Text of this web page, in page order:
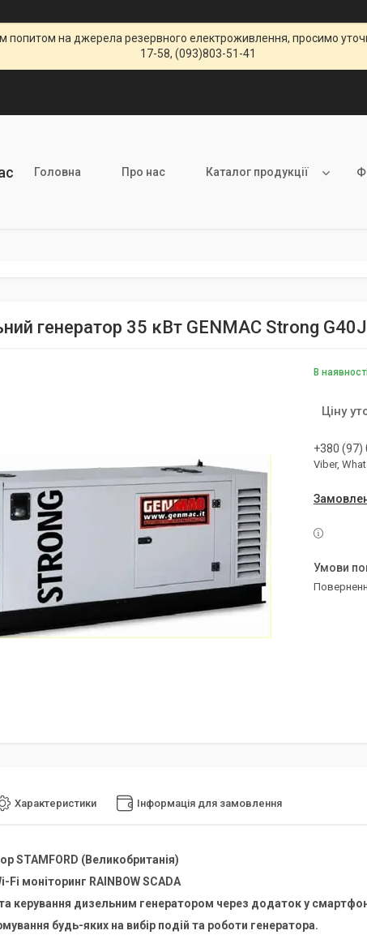
попитом на джерела резервного електроживлення, просимо
17-58, (093)803-51-41
Головна Про нас Каталог продукції
генератор 35 кВт GENMAC Strong
В наявності
Ціну
+380 (97)
Viber,
Характеристики Інформація для замовлення
STAMFORD (Великобританія)
Fi моніторинг RAINBOW SCADA
керування дизельним генератором через додаток у
будь-яких на вибір подій та роботи генератора.